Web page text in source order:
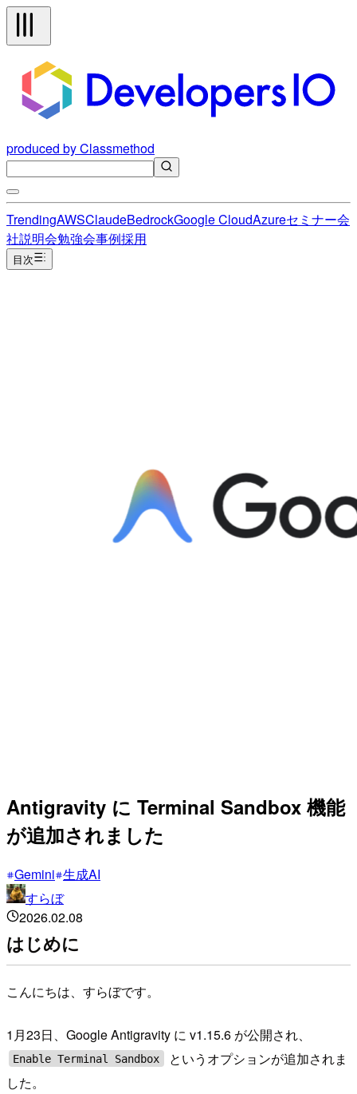
produced by Classmethod
TrendingAWSClaudeBedrockGoogle CloudAzureセミナー会
社説明会勉強会事例採用
目次
Antigravity に Terminal Sandbox 機能
が追加されました
Gemini 生成AI
すらぼ
2026.02.08
はじめに
こんにちは、すらぼです。
1月23日、Google Antigravity に v1.15.6 が公開され、
Enable Terminal Sandbox
というオプションが追加されま
した。